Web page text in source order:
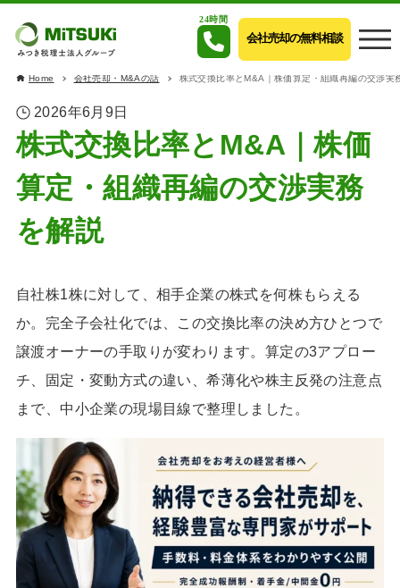
24時間
会社売却の無料相談
Home 会社売却・M&Aの話 株式交換比率とM&A｜株価算定・組織再編の交渉実
2026年6月9日
株式交換比率とM&A｜株価
算定・組織再編の交渉実務
を解説
自社株1株に対して、相手企業の株式を何株もらえる
か。完全子会社化では、この交換比率の決め方ひとつで
譲渡オーナーの手取りが変わります。算定の3アプロー
チ、固定・変動方式の違い、希薄化や株主反発の注意点
まで、中小企業の現場目線で整理しました。